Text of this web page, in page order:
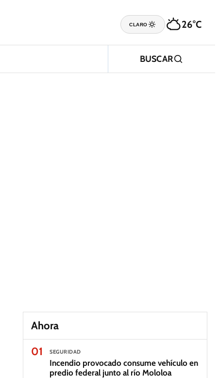
CLARO 26°C
BUSCAR
Ahora
01
SEGURIDAD
Incendio provocado consume vehículo en
predio federal junto al río Mololoa